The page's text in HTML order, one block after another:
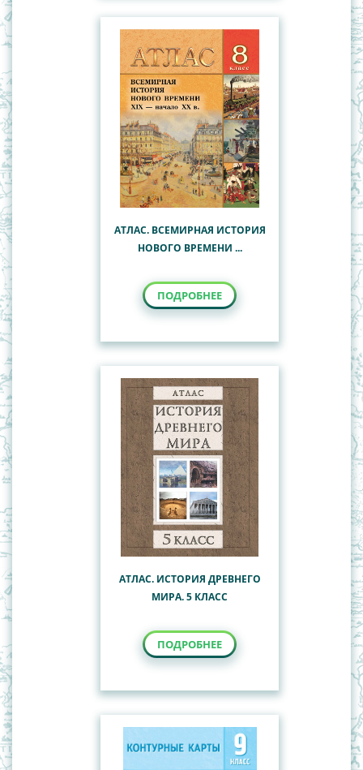
АТЛАС. ВСЕМИРНАЯ ИСТОРИЯ
НОВОГО ВРЕМЕНИ ...
ПОДРОБНЕЕ
АТЛАС. ИСТОРИЯ ДРЕВНЕГО
МИРА. 5 КЛАСС
ПОДРОБНЕЕ